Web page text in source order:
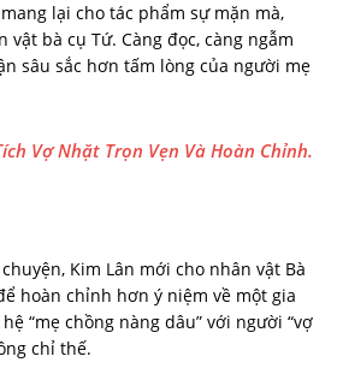
lại cho tác phẩm sự mặn mà,
bà cụ Tứ. Càng đọc, càng ngẫm
sâu sắc hơn tấm lòng của người mẹ
Vợ Nhặt Trọn Vẹn Và Hoàn Chỉnh.
Kim Lân mới cho nhân vật Bà
hoàn chỉnh hơn ý niệm về một gia
“mẹ chồng nàng dâu” với người “vợ
chỉ thế.